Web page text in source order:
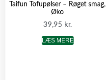
Taifun Tofupølser – Røget smag,
Øko
39,95 kr.
LÆS MERE